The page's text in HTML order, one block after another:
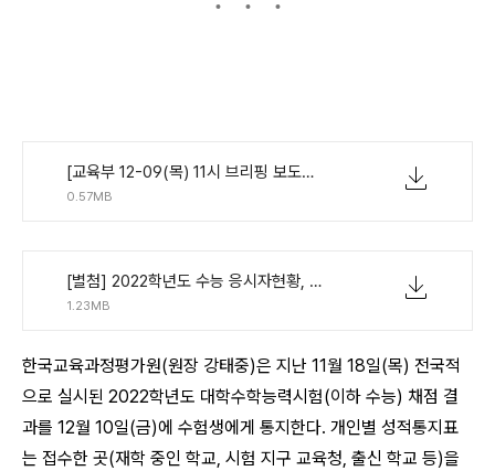
[교육부 12-09(목) 11시 브리핑 보도자료] 2022학년도 수능 채점 결과 발표.pdf
0.57MB
[별첨] 2022학년도 수능 응시자현황, 표준점수 등.zip
1.23MB
한국교육과정평가원(원장 강태중)은 지난 11월 18일(목) 전국적
으로 실시된 2022학년도 대학수학능력시험(이하 수능) 채점 결
과를 12월 10일(금)에 수험생에게 통지한다. 개인별 성적통지표
는 접수한 곳(재학 중인 학교, 시험 지구 교육청, 출신 학교 등)을